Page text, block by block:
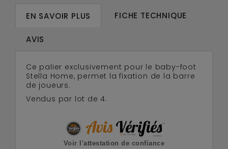
EN SAVOIR PLUS FICHE TECHNIQUE
AVIS
Ce palier exclusivement pour le baby-foot
Stella Home, permet la fixation de la barre
de joueurs.
Vendus par lot de 4.
Voir l'attestation de confiance